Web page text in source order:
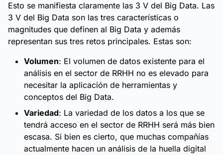
Esto se manifiesta claramente las 3 V del Big Data. Las
3 V del Big Data son las tres características o
magnitudes que definen al Big Data y además
representan sus tres retos principales. Estas son:
Volumen: El volumen de datos existente para el
análisis en el sector de RRHH no es elevado para
necesitar la aplicación de herramientas y
conceptos del Big Data.
Variedad: La variedad de los datos a los que se
tendrá acceso en el sector de RRHH será más bien
escasa. Si bien es cierto, que muchas compañías
actualmente hacen un análisis de la huella digital